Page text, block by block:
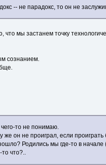
-- не парадокс, то он не
что мы застанем точку
сознанием.
то не понимаю.
он не проиграл, если
Родились мы где-то в начале
что?..